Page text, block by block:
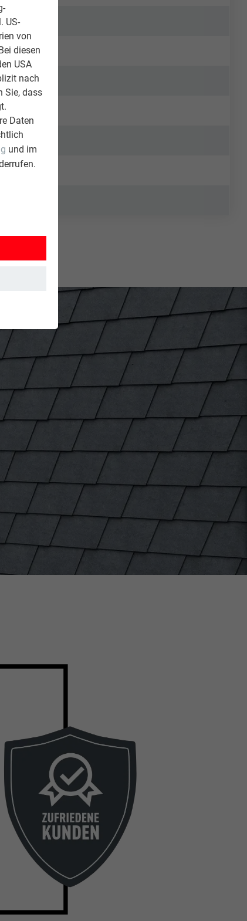
US-
von
diesen
USA
nach
Sie, dass
Daten
und im